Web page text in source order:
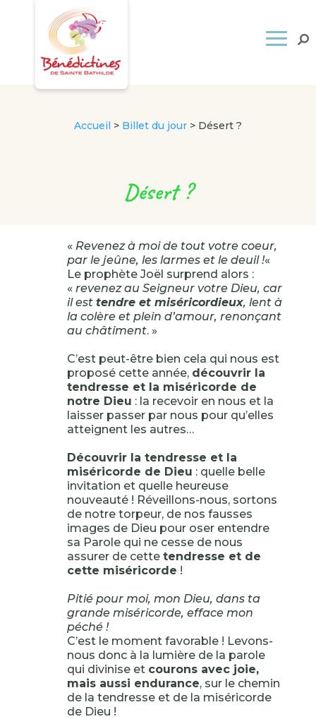
Accueil > Billet du jour> Désert ?
Désert ?
« Revenez à moi de tout votre coeur,
par le jeûne, les larmes et le deuil !«
Le prophète Joël surprend alors :
« revenez au Seigneur votre Dieu, car
il est tendre et miséricordieux, lent à
la colère et plein d’amour, renonçant
au châtiment. »
C’est peut-être bien cela qui nous est
proposé cette année, découvrir la
tendresse et la miséricorde de
notre Dieu : la recevoir en nous et la
laisser passer par nous pour qu’elles
atteignent les autres…
Découvrir la tendresse et la
miséricorde de Dieu : quelle belle
invitation et quelle heureuse
nouveauté ! Réveillons-nous, sortons
de notre torpeur, de nos fausses
images de Dieu pour oser entendre
sa Parole qui ne cesse de nous
assurer de cette tendresse et de
cette miséricorde !
Pitié pour moi, mon Dieu, dans ta
grande miséricorde, efface mon
péché !
C’est le moment favorable ! Levons-
nous donc à la lumière de la parole
qui divinise et courons avec joie,
mais aussi endurance, sur le chemin
de la tendresse et de la miséricorde
de Dieu !